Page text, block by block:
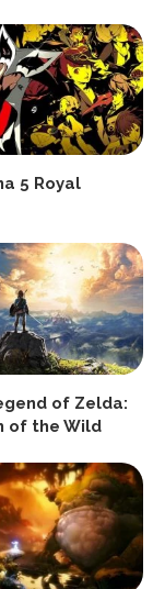
5 Royal
of Zelda:
of the Wild